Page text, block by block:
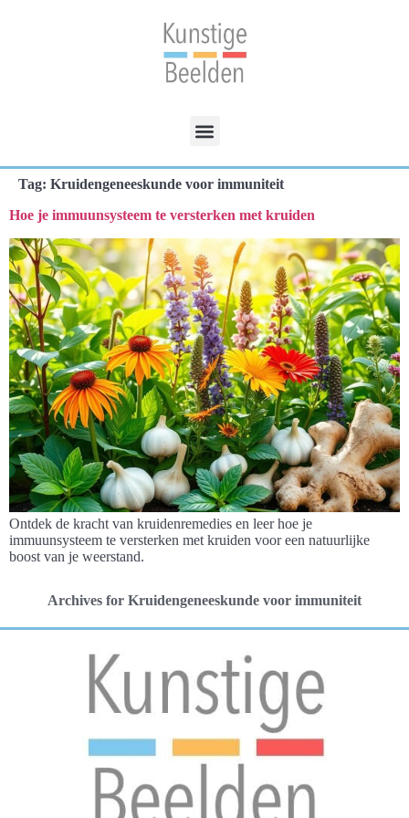
Tag: Kruidengeneeskunde voor immuniteit
Hoe je immuunsysteem te versterken met kruiden
Ontdek de kracht van kruidenremedies en leer hoe je
immuunsysteem te versterken met kruiden voor een natuurlijke
boost van je weerstand.
Archives for Kruidengeneeskunde voor immuniteit